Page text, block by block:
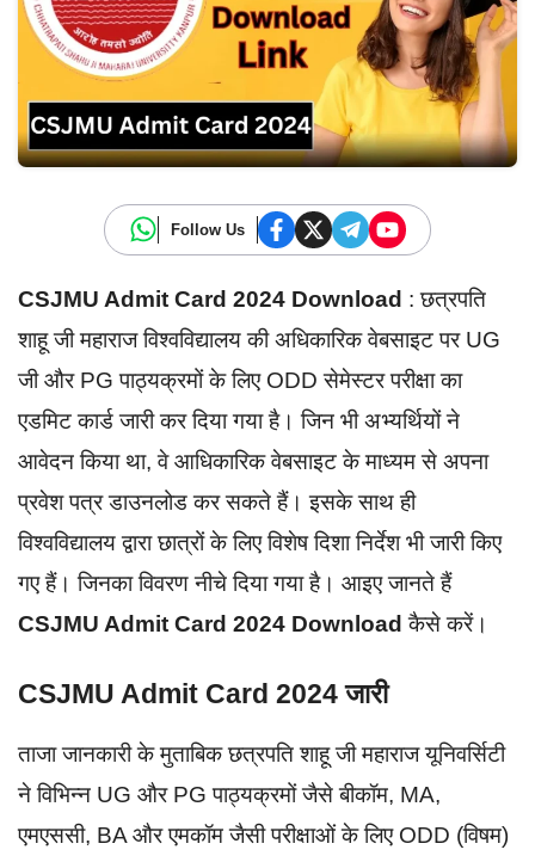
Follow Us
CSJMU Admit Card 2024 Download : छत्रपति
शाहू जी महाराज विश्वविद्यालय की अधिकारिक वेबसाइट पर UG
जी और PG पाठ्यक्रमों के लिए ODD सेमेस्टर परीक्षा का
एडमिट कार्ड जारी कर दिया गया है। जिन भी अभ्यर्थियों ने
आवेदन किया था, वे आधिकारिक वेबसाइट के माध्यम से अपना
प्रवेश पत्र डाउनलोड कर सकते हैं। इसके साथ ही
विश्वविद्यालय द्वारा छात्रों के लिए विशेष दिशा निर्देश भी जारी किए
गए हैं। जिनका विवरण नीचे दिया गया है। आइए जानते हैं
CSJMU Admit Card 2024 Download कैसे करें।
CSJMU Admit Card 2024 जारी
ताजा जानकारी के मुताबिक छत्रपति शाहू जी महाराज यूनिवर्सिटी
ने विभिन्न UG और PG पाठ्यक्रमों जैसे बीकॉम, MA,
एमएससी, BA और एमकॉम जैसी परीक्षाओं के लिए ODD (विषम)